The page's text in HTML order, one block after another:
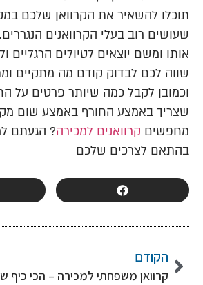
תוכלו להשאיר את הקרוואן שלכם
שעושים רוב בעלי הקרוואנים
אותו ומשם יוצאים לטיולים הרגליים
שווה לכם לבדוק קודם מה מתקיים
וכמובן לקבל כמה שיותר פרטים על
שצריך באמצע החורף באמצע שום
מחפשים קרוואנים למכירה? הגעתם
בהתאם לצרכים שלכם
הקודם
קרוואן משפחתי למכירה – הכי כיף